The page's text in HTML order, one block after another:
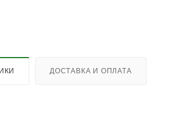
ДОСТАВКА И ОПЛАТА